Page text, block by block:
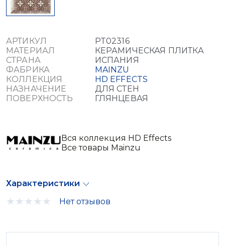
АРТИКУЛ
PT02316
МАТЕРИАЛ
КЕРАМИЧЕСКАЯ ПЛИТКА
СТРАНА
ИСПАНИЯ
ФАБРИКА
MAINZU
КОЛЛЕКЦИЯ
HD EFFECTS
НАЗНАЧЕНИЕ
ДЛЯ СТЕН
ПОВЕРХНОСТЬ
ГЛЯНЦЕВАЯ
Вся коллекция HD Effects
Все товары Mainzu
Характеристики
Нет отзывов